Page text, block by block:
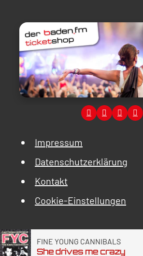
Impressum
Datenschutzerklärung
Kontakt
Cookie-Einstellungen
FINE YOUNG CANNIBALS
She drives me crazy